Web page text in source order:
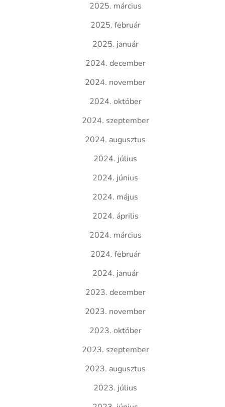
2025. március
2025. február
2025. január
2024. december
2024. november
2024. október
2024. szeptember
2024. augusztus
2024. július
2024. június
2024. május
2024. április
2024. március
2024. február
2024. január
2023. december
2023. november
2023. október
2023. szeptember
2023. augusztus
2023. július